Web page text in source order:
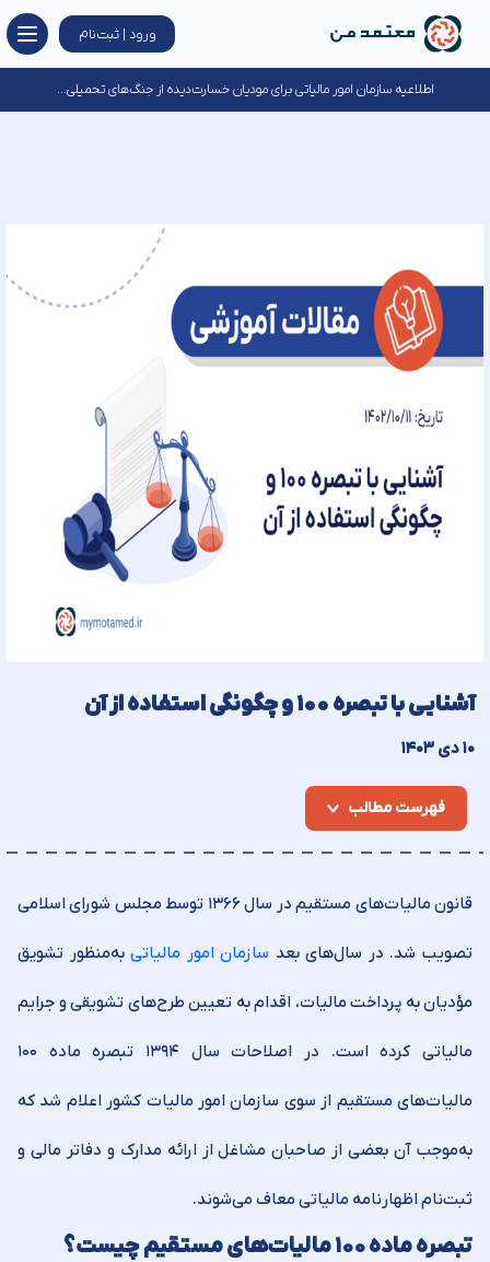
ورود | ثبت‌نام
اطلاعیه سازمان امور مالیاتی برای مودیان خسارت‌دیده از جنگ‌های تحمیلی...
آشنایی با تبصره ۱۰۰ و چگونگی استفاده از آن
۱۰ دی ۱۴۰۳
فهرست مطالب
قانون مالیات‌های مستقیم در سال ۱۳۶۶ توسط مجلس شورای اسلامی
تصویب شد. در سال‌های بعد سازمان امور مالیاتیبه‌منظور تشویق
مؤدیان به پرداخت مالیات، اقدام به تعیین طرح‌های تشویقی و جرایم
مالیاتی کرده است. در اصلاحات سال ۱۳۹۴ تبصره ماده ۱۰۰
مالیات‌های مستقیم از سوی سازمان امور مالیات کشور اعلام شد که
به‌موجب آن بعضی از صاحبان مشاغل از ارائه مدارک و دفاتر مالی و
ثبت‌نام اظهارنامه مالیاتی معاف می‌شوند.
تبصره ماده ۱۰۰ مالیات‌های مستقیم چیست؟